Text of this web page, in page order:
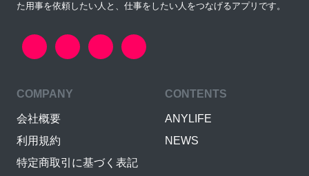
た用事を依頼したい人と、仕事をしたい人をつなげるアプリです。
COMPANY
会社概要
利用規約
特定商取引に基づく表記
CONTENTS
ANYLIFE
NEWS